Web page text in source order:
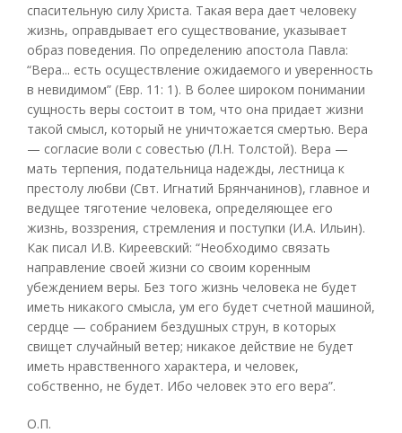
спасительную силу Христа. Такая вера дает человеку
жизнь, оправдывает его существование, указывает
образ поведения. По определению апостола Павла:
“Вера... есть осуществление ожидаемого и уверенность
в невидимом” (Евр. 11: 1). В более широком понимании
сущность веры состоит в том, что она придает жизни
такой смысл, который не уничтожается смертью. Вера
— согласие воли с совестью (Л.Н. Толстой). Вера —
мать терпения, подательница надежды, лестница к
престолу любви (Свт. Игнатий Брянчанинов), главное и
ведущее тяготение человека, определяющее его
жизнь, воззрения, стремления и поступки (И.А. Ильин).
Как писал И.В. Киреевский: “Необходимо связать
направление своей жизни со своим коренным
убеждением веры. Без того жизнь человека не будет
иметь никакого смысла, ум его будет счетной машиной,
сердце — собранием бездушных струн, в которых
свищет случайный ветер; никакое действие не будет
иметь нравственного характера, и человек,
собственно, не будет. Ибо человек это его вера”.
О.П.